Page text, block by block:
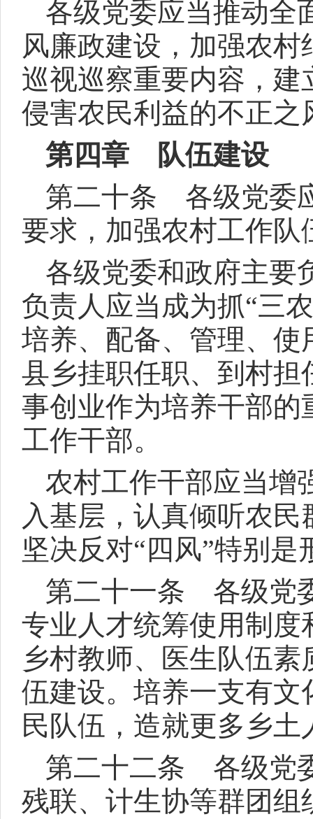
各级党委应当推动全
风廉政建设，加强农
巡视巡察重要内容，
侵害农民利益的不正
第四章 队伍建设
第二十条 各级党委
要求，加强农村工作队
各级党委和政府主要
负责人应当成为抓“三
培养、配备、管理、
县乡挂职任职、到村
事创业作为培养干部
工作干部。
农村工作干部应当增
入基层，认真倾听农
坚决反对“四风”特别
第二十一条 各级党
专业人才统筹使用制
乡村教师、医生队伍
伍建设。培养一支有
民队伍，造就更多乡土
第二十二条 各级党
残联、计生协等群团